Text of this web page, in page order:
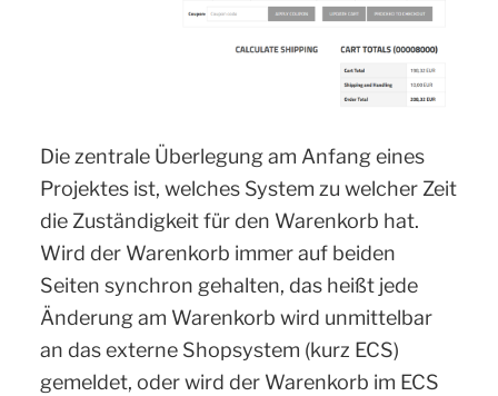
Die zentrale Überlegung am Anfang eines
Projektes ist, welches System zu welcher Zeit
die Zuständigkeit für den Warenkorb hat.
Wird der Warenkorb immer auf beiden
Seiten synchron gehalten, das heißt jede
Änderung am Warenkorb wird unmittelbar
an das externe Shopsystem (kurz ECS)
gemeldet, oder wird der Warenkorb im ECS